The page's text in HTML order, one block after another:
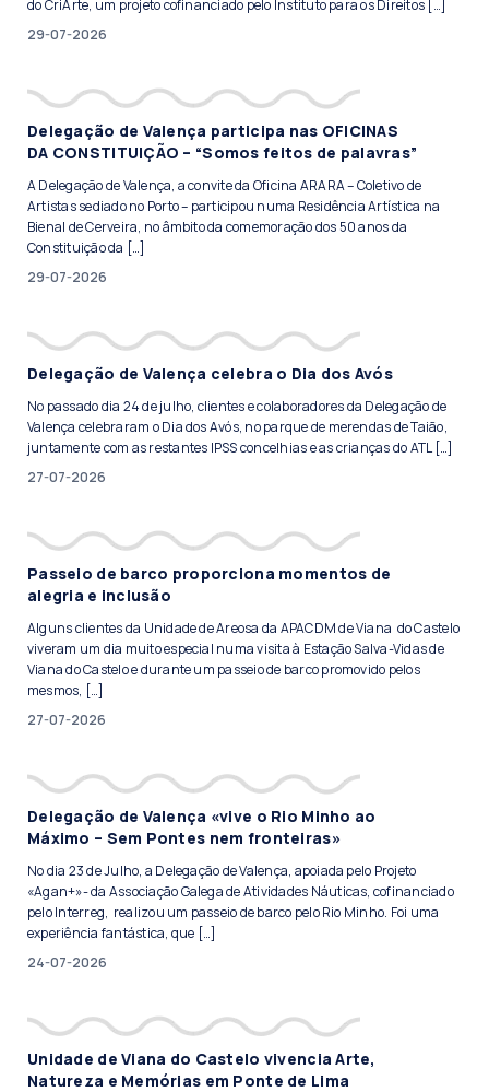
do CriArte, um projeto cofinanciado pelo Instituto para os Direitos […]
29-07-2026
Delegação de Valença participa nas OFICINAS
DA CONSTITUIÇÃO – “Somos feitos de palavras”
A Delegação de Valença, a convite da Oficina ARARA – Coletivo de
Artistas sediado no Porto – participou numa Residência Artística na
Bienal de Cerveira, no âmbito da comemoração dos 50 anos da
Constituição da […]
29-07-2026
Delegação de Valença celebra o Dia dos Avós
No passado dia 24 de julho, clientes e colaboradores da Delegação de
Valença celebraram o Dia dos Avós, no parque de merendas de Taião,
juntamente com as restantes IPSS concelhias e as crianças do ATL […]
27-07-2026
Passeio de barco proporciona momentos de
alegria e inclusão
Alguns clientes da Unidade de Areosa da APACDM de Viana do Castelo
viveram um dia muito especial numa visita à Estação Salva-Vidas de
Viana do Castelo e durante um passeio de barco promovido pelos
mesmos, […]
27-07-2026
Delegação de Valença «vive o Rio Minho ao
Máximo – Sem Pontes nem fronteiras»
No dia 23 de Julho, a Delegação de Valença, apoiada pelo Projeto
«Agan+»- da Associação Galega de Atividades Náuticas, cofinanciado
pelo Interreg, realizou um passeio de barco pelo Rio Minho. Foi uma
experiência fantástica, que […]
24-07-2026
Unidade de Viana do Castelo vivencia Arte,
Natureza e Memórias em Ponte de Lima